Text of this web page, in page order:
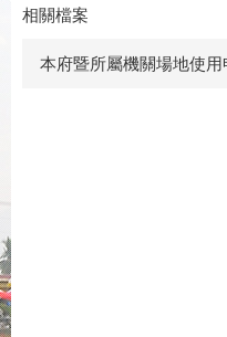
相關檔案
本府暨所屬機關場地使用